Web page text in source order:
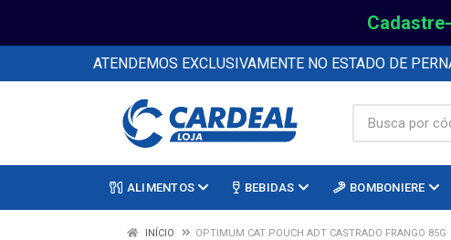
ATENDEMOS EXCLUSIVAMENTE NO ESTADO DE
ALIMENTOS BEBIDAS BOMBONIERE
INÍCIO OPTIMUM CAT POUCH ADT CASTRADO FRANGO 85G